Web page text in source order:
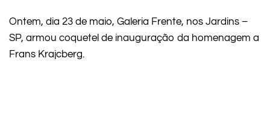
Ontem, dia 23 de maio, Galeria Frente, nos Jardins –
SP, armou coquetel de inauguração da homenagem a
Frans Krajcberg.